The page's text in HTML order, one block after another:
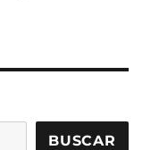
BUSCAR